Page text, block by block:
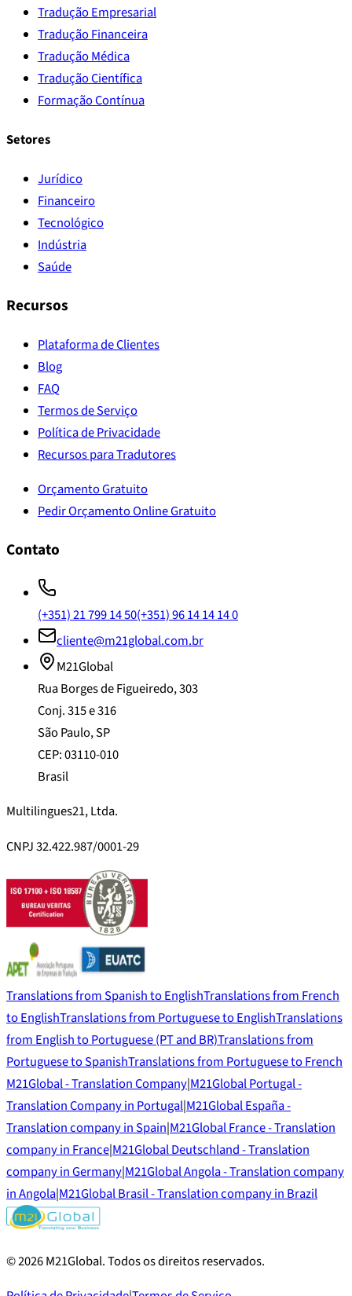
Tradução Empresarial
Tradução Financeira
Tradução Médica
Tradução Científica
Formação Contínua
Setores
Jurídico
Financeiro
Tecnológico
Indústria
Saúde
Recursos
Plataforma de Clientes
Blog
FAQ
Termos de Serviço
Política de Privacidade
Recursos para Tradutores
Orçamento Gratuito
Pedir Orçamento Online Gratuito
Contato
(+351) 21 799 14 50(+351) 96 14 14 14 0
cliente@m21global.com.br
M21Global
Rua Borges de Figueiredo, 303
Conj. 315 e 316
São Paulo, SP
CEP: 03110-010
Brasil
Multilingues21, Ltda.
CNPJ 32.422.987/0001-29
Translations from Spanish to EnglishTranslations from French
to EnglishTranslations from Portuguese to EnglishTranslations
from English to Portuguese (PT and BR)Translations from
Portuguese to SpanishTranslations from Portuguese to French
M21Global - Translation Company|M21Global Portugal -
Translation Company in Portugal|M21Global España -
Translation company in Spain|M21Global France - Translation
company in France|M21Global Deutschland - Translation
company in Germany|M21Global Angola - Translation company
in Angola|M21Global Brasil - Translation company in Brazil
©2026M21Global.Todos os direitos reservados.